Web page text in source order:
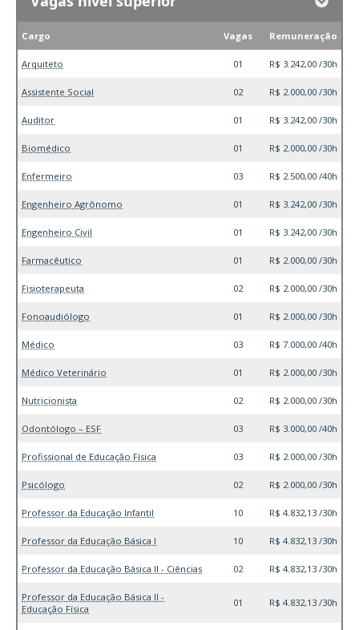
Cargo Vagas Remuneração
Arquiteto 01 R$ 3.242,00 /30h
Assistente Social 02 R$ 2.000,00 /30h
Auditor 01 R$ 3.242,00 /30h
Biomédico 01 R$ 2.000,00 /30h
Enfermeiro 03 R$ 2.500,00 /40h
Engenheiro Agrônomo 01 R$ 3.242,00 /30h
Engenheiro Civil 01 R$ 3.242,00 /30h
Farmacêutico 01 R$ 2.000,00 /30h
Fisioterapeuta 02 R$ 2.000,00 /30h
Fonoaudiólogo 01 R$ 2.000,00 /30h
Médico 03 R$ 7.000,00 /40h
Médico Veterinário 01 R$ 2.000,00 /30h
Nutricionista 02 R$ 2.000,00 /30h
Odontólogo – ESF 03 R$ 3.000,00 /40h
Profissional de Educação Física 03 R$ 2.000,00 /30h
Psicólogo 02 R$ 2.000,00 /30h
Professor da Educação Infantil 10 R$ 4.832,13 /30h
Professor da Educação Básica I 10 R$ 4.832,13 /30h
Professor da Educação Básica II - Ciências 02 R$ 4.832,13 /30h
Professor da Educação Básica II -
Educação Física
01 R$ 4.832,13 /30h